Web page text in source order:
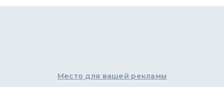
Место для вашей рекламы